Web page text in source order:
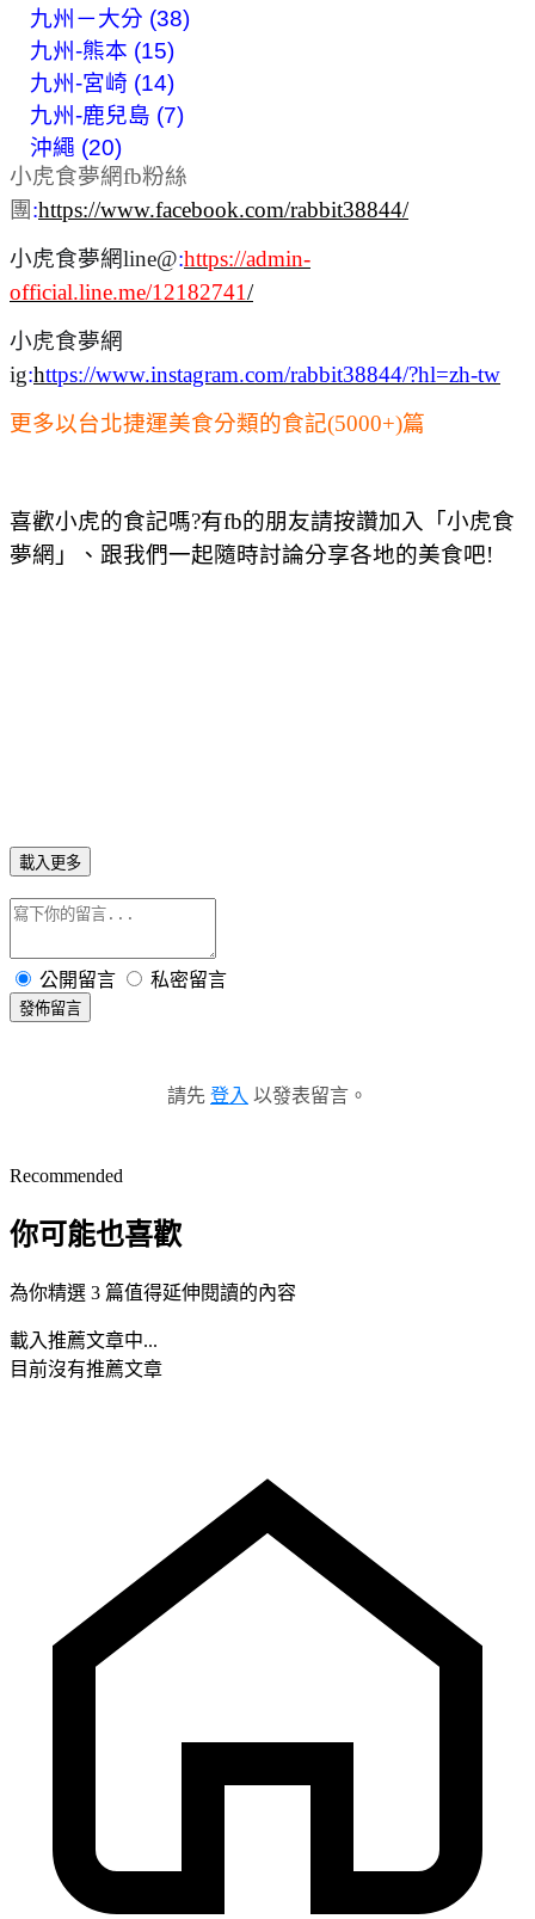
九州－大分 (38)
九州-熊本 (15)
九州-宮崎 (14)
九州-鹿兒島 (7)
沖繩 (20)
小虎食夢網fb粉絲
團 :https://www.facebook.com/rabbit38844/
小虎食夢網line@:https://admin-
official.line.me/12182741/
小虎食夢網
ig:https://www.instagram.com/rabbit38844/?hl=zh-tw
更多以台北捷運美食分類的食記(5000+)篇
喜歡小虎的食記嗎?有fb的朋友請按讚加入「小虎食
夢網」、跟我們一起隨時討論分享各地的美食吧!
載入更多
公開留言 私密留言
發佈留言
請先 登入 以發表留言。
Recommended
你可能也喜歡
為你精選 3 篇值得延伸閱讀的內容
載入推薦文章中...
目前沒有推薦文章